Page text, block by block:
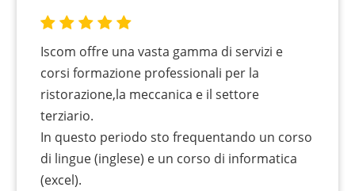
Iscom offre una vasta gamma di servizi e
corsi formazione professionali per la
ristorazione,la meccanica e il settore
terziario.
In questo periodo sto frequentando un corso
di lingue (inglese) e un corso di informatica
(excel).